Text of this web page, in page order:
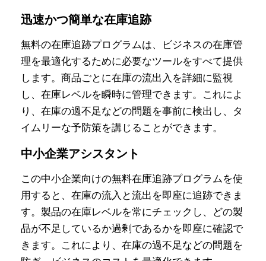
迅速かつ簡単な在庫追跡
無料の在庫追跡プログラムは、ビジネスの在庫管
理を最適化するために必要なツールをすべて提供
します。商品ごとに在庫の流出入を詳細に監視
し、在庫レベルを瞬時に管理できます。これによ
り、在庫の過不足などの問題を事前に検出し、タ
イムリーな予防策を講じることができます。
中小企業アシスタント
この中小企業向けの無料在庫追跡プログラムを使
用すると、在庫の流入と流出を即座に追跡できま
す。製品の在庫レベルを常にチェックし、どの製
品が不足しているか過剰であるかを即座に確認で
きます。これにより、在庫の過不足などの問題を